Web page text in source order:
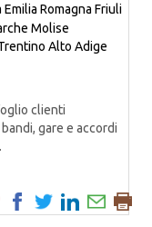
Emilia Romagna Friuli
Molise
Alto Adige
clienti
gare e accordi